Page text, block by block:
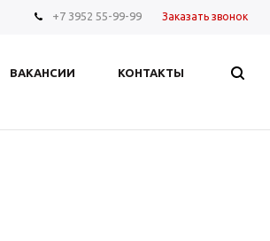
+7 3952 55-99-99 Заказать звонок
ВАКАНСИИ КОНТАКТЫ